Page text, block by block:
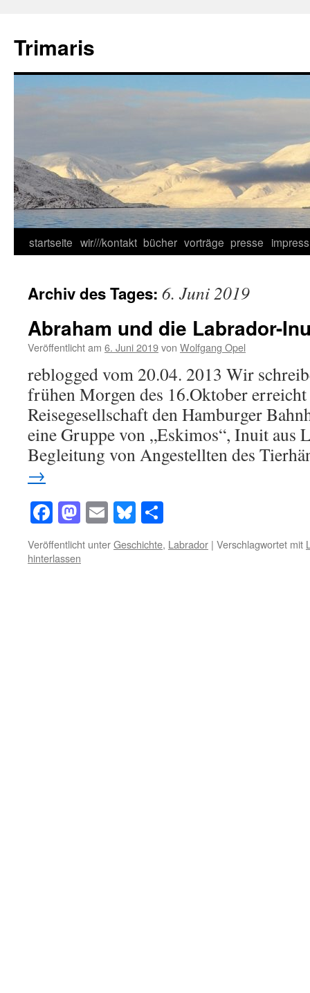
springen
Trimaris
startseite wir///kontakt bücher vorträge presse
Archiv des Tages: 6. Juni 2019
Abraham und die Labrador-
Veröffentlicht am 6. Juni 2019von Wolfgang Opel
reblogged vom 20.04. 2013 Wir
frühen Morgen des 16.Oktober
Reisegesellschaft den Hamburger
eine Gruppe von „Eskimos“, Inuit aus
Begleitung von Angestellten des
→
Facebook
Mastodon
EmailBluesky
Veröffentlicht unterGeschichte, Labrador | Verschlagwortet mit
hinterlassen